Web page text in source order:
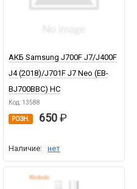
АКБ Samsung J700F J7/J400F
J4 (2018)/J701F J7 Neo (EB-
BJ700BBC) HC
Код: 13588
РОЗН. 650
Наличие: нет